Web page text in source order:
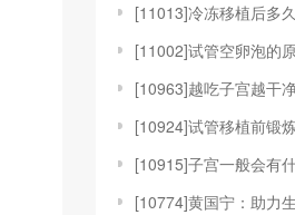
[11013]冷冻移植后多久可以侧躺
[11002]试管空卵泡的原因和症状
[10963]越吃子宫越干净的茶越吃
[10924]试管移植前锻炼身体能增
[10915]子宫一般会有什么疾病子
[10774]黄国宁：助力